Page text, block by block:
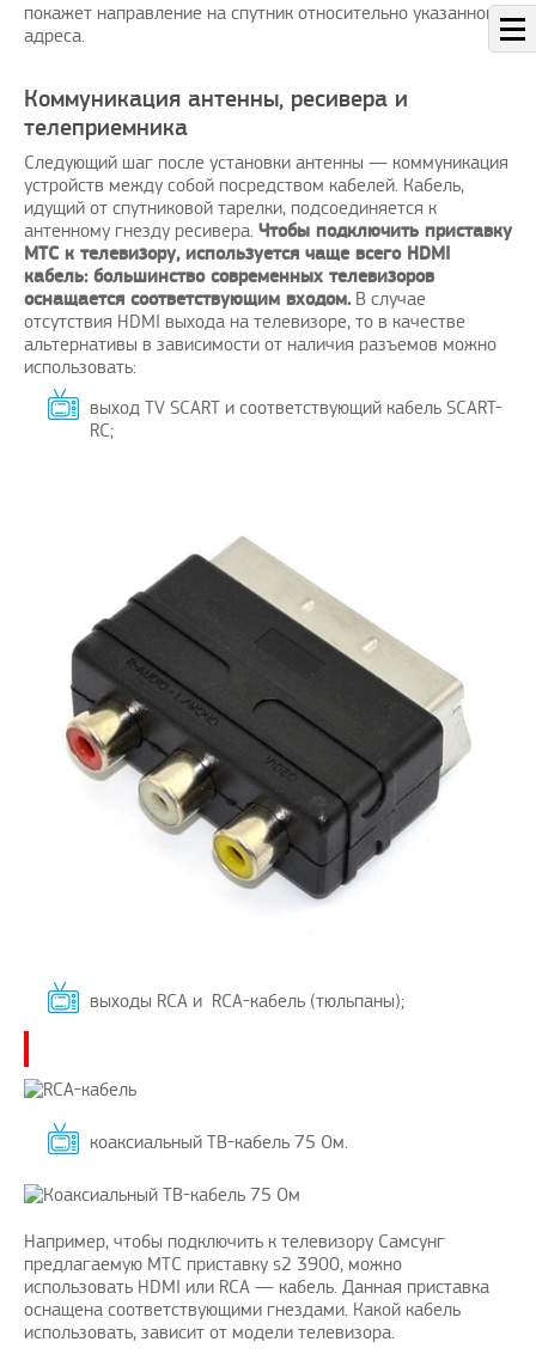
покажет направление на спутник относительно указанного
адреса.
Коммуникация антенны, ресивера и
телеприемника
Следующий шаг после установки антенны — коммуникация
устройств между собой посредством кабелей. Кабель,
идущий от спутниковой тарелки, подсоединяется к
антенному гнезду ресивера. Чтобы подключить приставку
МТС к телевизору, используется чаще всего HDMI
кабель: большинство современных телевизоров
оснащается соответствующим входом.В случае
отсутствия HDMI выхода на телевизоре, то в качестве
альтернативы в зависимости от наличия разъемов можно
использовать:
выход TV SCART и соответствующий кабель SCART-
RC;
выходы RCA и RCA-кабель (тюльпаны);
коаксиальный ТВ-кабель 75 Ом.
Например, чтобы подключить к телевизору Самсунг
предлагаемую МТС приставку s2 3900, можно
использовать HDMI или RCA — кабель. Данная приставка
оснащена соответствующими гнездами. Какой кабель
использовать, зависит от модели телевизора.